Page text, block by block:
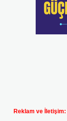
Reklam ve İletişim: